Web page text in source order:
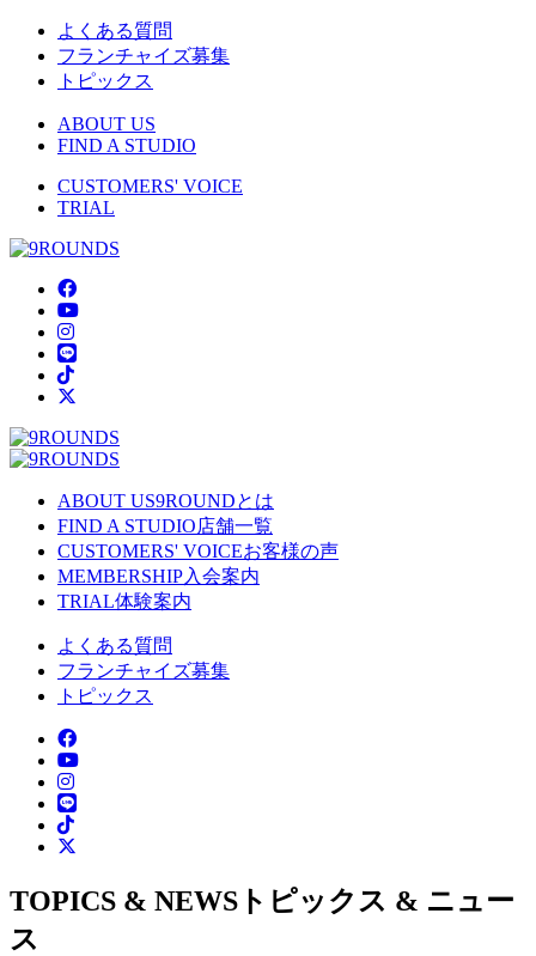
よくある質問
フランチャイズ募集
トピックス
ABOUT US
FIND A STUDIO
CUSTOMERS' VOICE
TRIAL
ABOUT US9ROUNDとは
FIND A STUDIO店舗一覧
CUSTOMERS' VOICEお客様の声
MEMBERSHIP入会案内
TRIAL体験案内
よくある質問
フランチャイズ募集
トピックス
TOPICS & NEWS トピックス & ニュー
ス